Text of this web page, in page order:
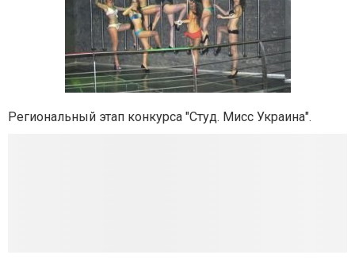
Региональный этап конкурса "Студ. Мисс Украина".